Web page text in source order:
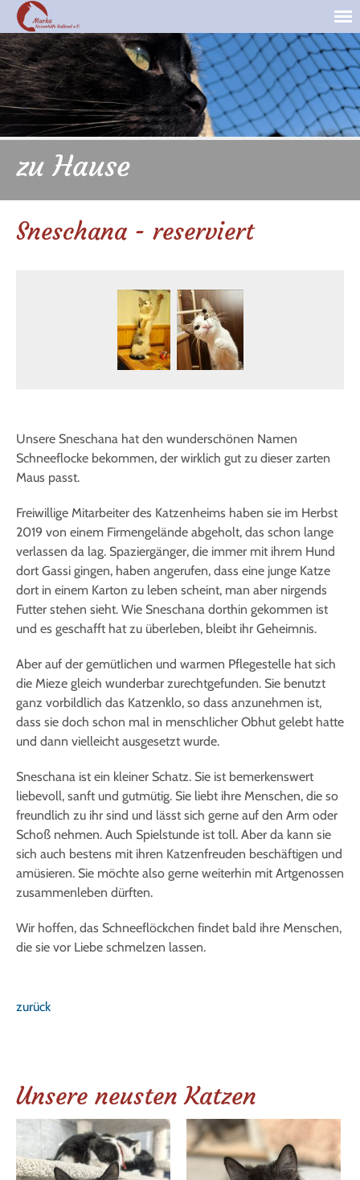
zu Hause
Sneschana - reserviert
Unsere Sneschana hat den wunderschönen Namen
Schneeflocke bekommen, der wirklich gut zu dieser zarten
Maus passt.
Freiwillige Mitarbeiter des Katzenheims haben sie im Herbst
2019 von einem Firmengelände abgeholt, das schon lange
verlassen da lag. Spaziergänger, die immer mit ihrem Hund
dort Gassi gingen, haben angerufen, dass eine junge Katze
dort in einem Karton zu leben scheint, man aber nirgends
Futter stehen sieht. Wie Sneschana dorthin gekommen ist
und es geschafft hat zu überleben, bleibt ihr Geheimnis.
Aber auf der gemütlichen und warmen Pflegestelle hat sich
die Mieze gleich wunderbar zurechtgefunden. Sie benutzt
ganz vorbildlich das Katzenklo, so dass anzunehmen ist,
dass sie doch schon mal in menschlicher Obhut gelebt hatte
und dann vielleicht ausgesetzt wurde.
Sneschana ist ein kleiner Schatz. Sie ist bemerkenswert
liebevoll, sanft und gutmütig. Sie liebt ihre Menschen, die so
freundlich zu ihr sind und lässt sich gerne auf den Arm oder
Schoß nehmen. Auch Spielstunde ist toll. Aber da kann sie
sich auch bestens mit ihren Katzenfreuden beschäftigen und
amüsieren. Sie möchte also gerne weiterhin mit Artgenossen
zusammenleben dürften.
Wir hoffen, das Schneeflöckchen findet bald ihre Menschen,
die sie vor Liebe schmelzen lassen.
zurück
Unsere neusten Katzen